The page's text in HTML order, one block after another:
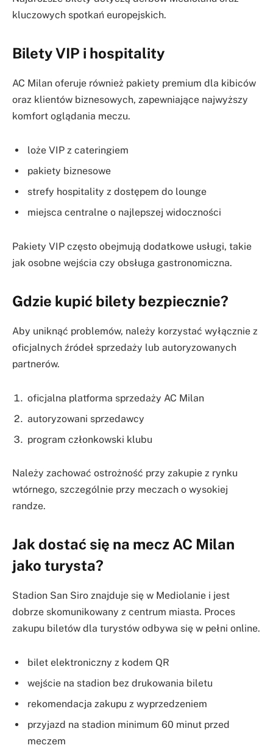
kluczowych spotkań europejskich.
Bilety VIP i hospitality
AC Milan oferuje również pakiety premium dla kibiców
oraz klientów biznesowych, zapewniające najwyższy
komfort oglądania meczu.
loże VIP z cateringiem
pakiety biznesowe
strefy hospitality z dostępem do lounge
miejsca centralne o najlepszej widoczności
Pakiety VIP często obejmują dodatkowe usługi, takie
jak osobne wejścia czy obsługa gastronomiczna.
Gdzie kupić bilety bezpiecznie?
Aby uniknąć problemów, należy korzystać wyłącznie z
oficjalnych źródeł sprzedaży lub autoryzowanych
partnerów.
oficjalna platforma sprzedaży AC Milan
autoryzowani sprzedawcy
program członkowski klubu
Należy zachować ostrożność przy zakupie z rynku
wtórnego, szczególnie przy meczach o wysokiej
randze.
Jak dostać się na mecz AC Milan
jako turysta?
Stadion San Siro znajduje się w Mediolanie i jest
dobrze skomunikowany z centrum miasta. Proces
zakupu biletów dla turystów odbywa się w pełni online.
bilet elektroniczny z kodem QR
wejście na stadion bez drukowania biletu
rekomendacja zakupu z wyprzedzeniem
przyjazd na stadion minimum 60 minut przed
meczem